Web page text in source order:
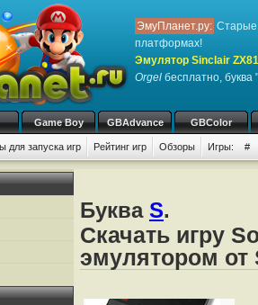
ЭмуПланет.ру: Старые
платформах!
Эмулятор Sinclair ZX81
Orgel бесплатно, буква
Game Boy GBAdvance GBColor
для запуска игр Рейтинг игр Обзоры Игры: #
Буква S.
Скачать игру
эмулятором от